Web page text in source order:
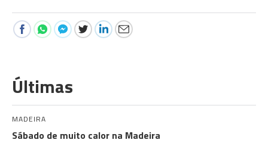
Últimas
MADEIRA
Sábado de muito calor na Madeira